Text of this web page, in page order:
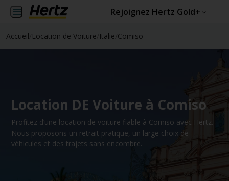
Rejoignez Hertz Gold+
Accueil Location de Voiture Italie Comiso
Location DE Voiture à Comiso
Profitez d’une location de voiture fiable à Comiso avec Hertz.
Nous proposons un retrait pratique, un large choix de
véhicules et des trajets sans encombre.